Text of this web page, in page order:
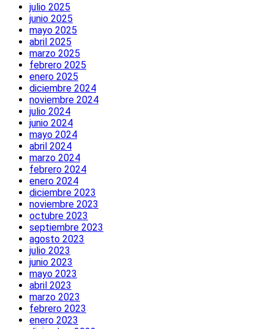
julio 2025
junio 2025
mayo 2025
abril 2025
marzo 2025
febrero 2025
enero 2025
diciembre 2024
noviembre 2024
julio 2024
junio 2024
mayo 2024
abril 2024
marzo 2024
febrero 2024
enero 2024
diciembre 2023
noviembre 2023
octubre 2023
septiembre 2023
agosto 2023
julio 2023
junio 2023
mayo 2023
abril 2023
marzo 2023
febrero 2023
enero 2023